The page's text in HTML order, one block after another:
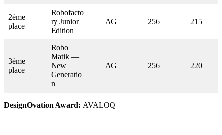
2ème
place
Robofacto
ry Junior
Edition
AG 256 215
3ème
place
Robo
Matik —
New
Generatio
n
AG 256 220
DesignOvation Award: AVALOQ